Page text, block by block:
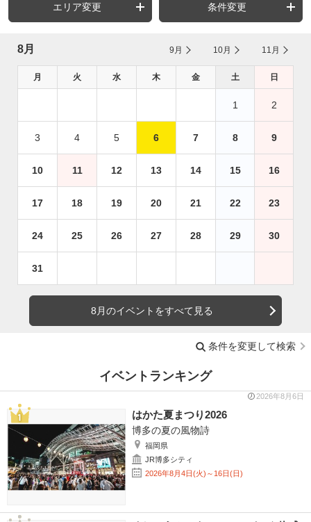
エリア変更 条件変更
8月 9月 10月 11月
月 火 水 木 金 土 日
1 2
3 4 5 6 7 8 9
10 11 12 13 14 15 16
17 18 19 20 21 22 23
24 25 26 27 28 29 30
31
8月のイベントをすべて見る
条件を変更して検索
イベントランキング
2026年8月6日
はかた夏まつり2026
博多の夏の風物詩
福岡県
JR博多シティ
2026年8月4日(火)～16日(日)